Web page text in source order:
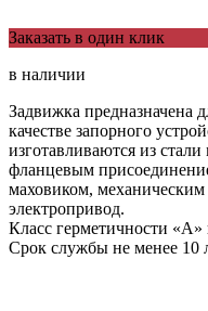
Заказать в один клик
в наличии
Задвижка предназначена
качестве запорного
изготавливаются из
фланцевым
маховиком,
электропривод.
Класс герметичности
Срок службы не менее 10